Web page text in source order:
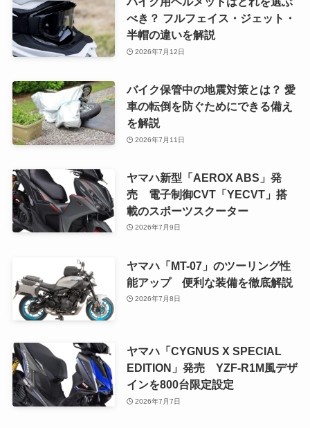
べき？ フルフェイス・ジェット・
半帽の違いを解説
2026年7月12日
バイク保管中の地震対策とは？ 愛
車の転倒を防ぐためにできる備え
を解説
2026年7月11日
ヤマハ新型「AEROX ABS」発
売 電子制御CVT「YECVT」搭
載のスポーツスクーター
2026年7月9日
ヤマハ「MT-07」のツーリング性
能アップ 便利な装備を徹底解説
2026年7月8日
ヤマハ「CYGNUS X SPECIAL
EDITION」発売 YZF-R1M風デザ
インを800台限定設定
2026年7月7日